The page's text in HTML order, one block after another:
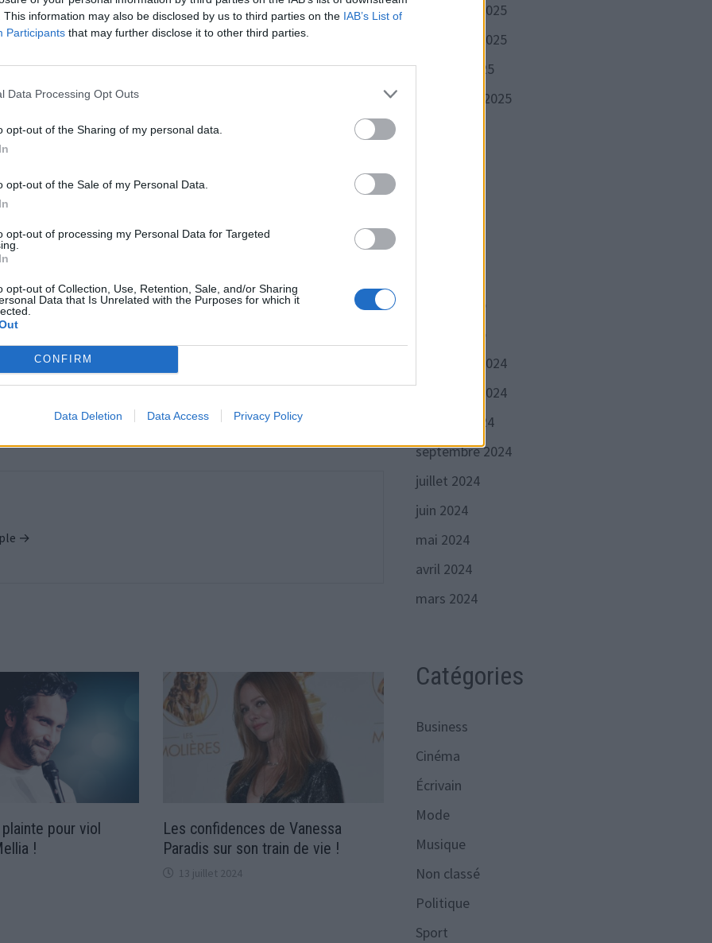
This information may also be disclosed by us to third parties on the IAB’s List of
Participants that may further disclose it to other third parties.
Data Processing Opt Outs
opt-out of the Sharing of my personal data.
opt-out of the Sale of my Personal Data.
opt-out of processing my Personal Data for Targeted
opt-out of Collection, Use, Retention, Sale, and/or Sharing
Data that Is Unrelated with the Purposes for which it
CONFIRM
Data Deletion Data Access Privacy Policy
protéger la sélection nationale des turbulences
» a-t-il constaté.« Je préfère protéger mon équipe en ne
« J’ai toujours rêvé de jouer pour ce club. Je suis
cette nouvelle aventure, qui durera au moins cinq
possible, notamment le président Florentino Pérez, qui a
suivante :
Carla Bruni se confie sur son combat contre le
Cancer du sein
→
pour viol
!
Les confidences de Vanessa
Paradis sur son train de vie !
13 juillet 2024
décembre 2025
novembre 2025
octobre 2025
septembre 2025
février 2025
janvier 2025
décembre 2024
novembre 2024
octobre 2024
septembre 2024
juillet 2024
juin 2024
mai 2024
avril 2024
mars 2024
Catégories
Business
Cinéma
Écrivain
Mode
Musique
Non classé
Politique
Sport